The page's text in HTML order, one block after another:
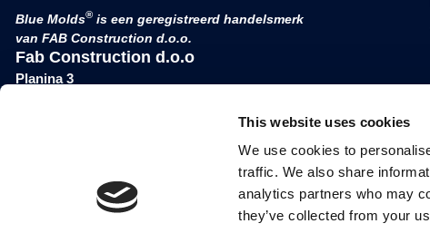
This website uses cookies
We use cookies to
traffic. We also share
analytics partners who may
they’ve collected from your
Blue Molds® is een geregistreerd handelsmerk
van FAB Construction d.o.o.
Fab Construction d.o.o
Planina 3